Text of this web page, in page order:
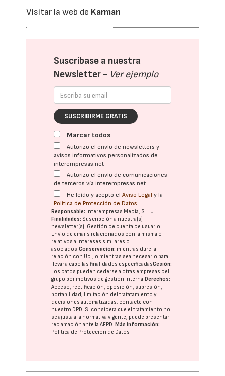
Visitar la web de Karman
Suscríbase a nuestra
Newsletter - Ver ejemplo
SUSCRIBIRME GRATIS
Marcar todos
Autorizo el envío de newsletters y
avisos informativos personalizados de
interempresas.net
Autorizo el envío de comunicaciones
de terceros vía interempresas.net
He leído y acepto elAviso Legal y la
Política de Protección de Datos
Responsable: Interempresas Media, S.L.U.
Finalidades: Suscripción a nuestra(s)
newsletter(s). Gestión de cuenta de usuario.
Envío de emails relacionados con la misma o
relativos a intereses similares o
asociados.Conservación: mientras dure la
relación con Ud., o mientras sea necesario para
llevar a cabo las finalidades especificadasCesión:
Los datos pueden cederse a otras empresas del
grupo por motivos de gestión interna.Derechos:
Acceso, rectificación, oposición, supresión,
portabilidad, limitación del tratatamiento y
decisiones automatizadas: contacte con
nuestro DPD. Si considera que el tratamiento no
se ajusta a la normativa vigente, puede presentar
reclamación ante laAEPD.Más información:
Política de Protección de Datos